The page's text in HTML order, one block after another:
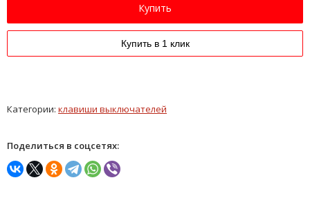
Купить
Купить в 1 клик
Категории: клавиши выключателей
Поделиться в соцсетях: